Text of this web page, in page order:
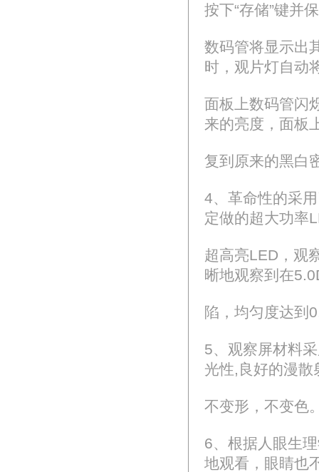
按下“存储”键并
数码管将显示出
时，观片灯自动
面板上数码管闪
来的亮度，面板
复到原来的黑白
4、革命性的采
定做的超大功率
超高亮LED，观
晰地观察到在
陷，均匀度达到
5、观察屏材料
光性,良好的漫散
不变形，不变色
6、根据人眼生
地观看，眼睛也